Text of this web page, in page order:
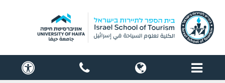
תפריט globe
contact